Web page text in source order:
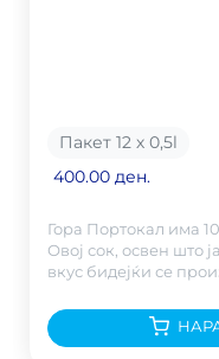
Пакет 12 х 0,5l
400.00 ден.
Гора Портокал има
Овој сок, освен што
вкус бидејќи се